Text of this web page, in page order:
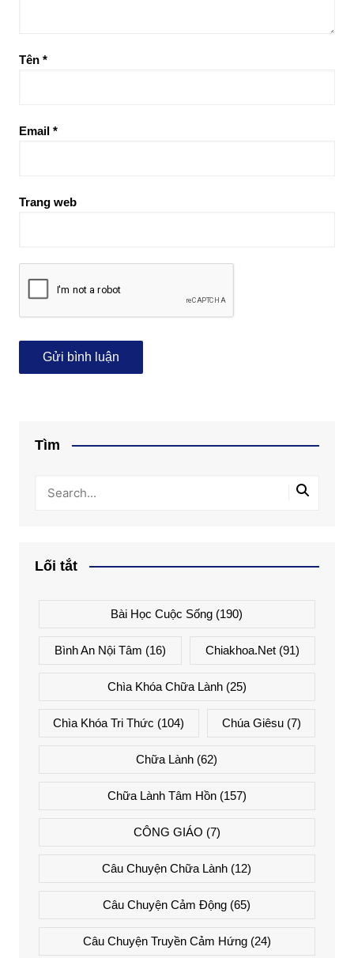
Tên *
Email *
Trang web
Tìm
Lối tắt
Bài Học Cuộc Sống (190)
Bình An Nội Tâm (16) Chiakhoa.net (91)
Chìa Khóa Chữa Lành(25)
Chìa Khóa Tri Thức (104) Chúa Giêsu(7)
Chữa Lành (62)
Chữa Lành Tâm Hồn(157)
CÔNG GIÁO (7)
Câu Chuyện Chữa Lành (12)
Câu Chuyện Cảm Động (65)
Câu Chuyện Truyền Cảm Hứng(24)